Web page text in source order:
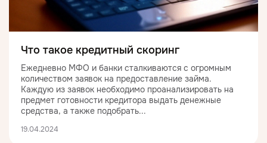
Что такое кредитный скоринг
Ежедневно МФО и банки сталкиваются с огромным
количеством заявок на предоставление займа.
Каждую из заявок необходимо проанализировать на
предмет готовности кредитора выдать денежные
средства, а также подобрать...
19.04.2024